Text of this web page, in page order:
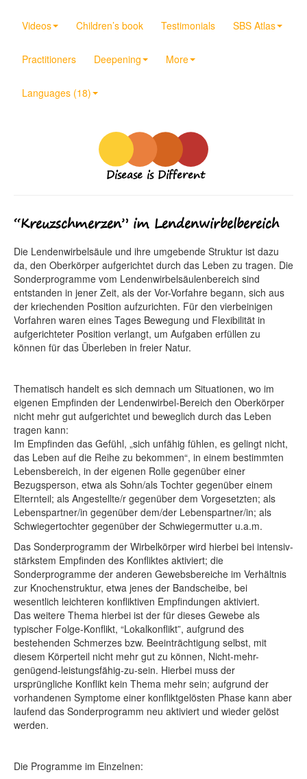
Videos Children’s book Testimonials SBS Atlas
Practitioners Deepening More
Languages (18)
Disease is Different
“Kreuzschmerzen” im Lendenwirbelbereich
Die Lendenwirbelsäule und ihre umgebende Struktur ist dazu
da, den Oberkörper aufgerichtet durch das Leben zu tragen. Die
Sonderprogramme vom Lendenwirbelsäulenbereich sind
entstanden in jener Zeit, als der Vor-Vorfahre begann, sich aus
der kriechenden Position aufzurichten. Für den vierbeinigen
Vorfahren waren eines Tages Bewegung und Flexibilität in
aufgerichteter Position verlangt, um Aufgaben erfüllen zu
können für das Überleben in freier Natur.
Thematisch handelt es sich demnach um Situationen, wo im
eigenen Empfinden der Lendenwirbel-Bereich den Oberkörper
nicht mehr gut aufgerichtet und beweglich durch das Leben
tragen kann:
Im Empfinden das Gefühl, „sich unfähig fühlen, es gelingt nicht,
das Leben auf die Reihe zu bekommen“, in einem bestimmten
Lebensbereich, in der eigenen Rolle gegenüber einer
Bezugsperson, etwa als Sohn/als Tochter gegenüber einem
Elternteil; als Angestellte/r gegenüber dem Vorgesetzten; als
Lebenspartner/in gegenüber dem/der Lebenspartner/in; als
Schwiegertochter gegenüber der Schwiegermutter u.a.m.
Das Sonderprogramm der Wirbelkörper wird hierbei bei intensiv-
stärkstem Empfinden des Konfliktes aktiviert; die
Sonderprogramme der anderen Gewebsbereiche im Verhältnis
zur Knochenstruktur, etwa jenes der Bandscheibe, bei
wesentlich leichteren konfliktiven Empfindungen aktiviert.
Das weitere Thema hierbei ist der für dieses Gewebe als
typischer Folge-Konflikt, “Lokalkonflikt”, aufgrund des
bestehenden Schmerzes bzw. Beeinträchtigung selbst, mit
diesem Körperteil nicht mehr gut zu können, Nicht-mehr-
genügend-leistungsfähig-zu-sein. Hierbei muss der
ursprüngliche Konflikt kein Thema mehr sein; aufgrund der
vorhandenen Symptome einer konfliktgelösten Phase kann aber
laufend das Sonderprogramm neu aktiviert und wieder gelöst
werden.
Die Programme im Einzelnen: